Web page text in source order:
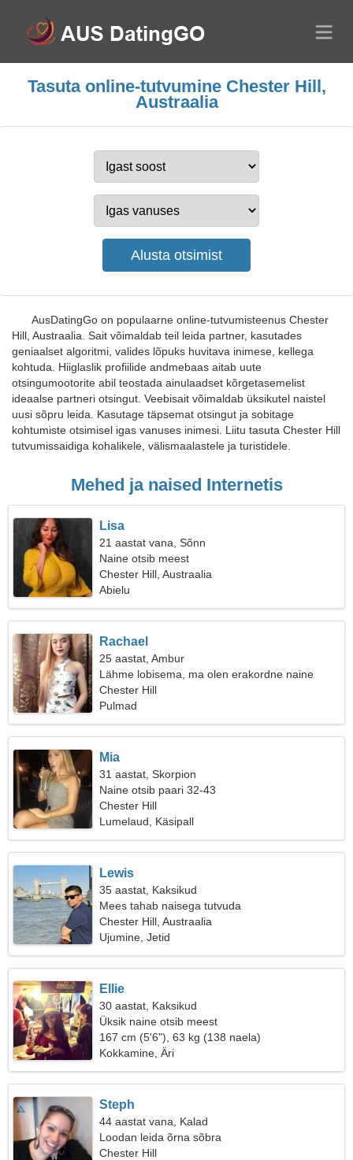
Tasuta online-tutvumine Chester Hill,
Austraalia
AusDatingGo on populaarne online-tutvumisteenus Chester
Hill, Austraalia. Sait võimaldab teil leida partner, kasutades
geniaalset algoritmi, valides lõpuks huvitava inimese, kellega
kohtuda. Hiiglaslik profiilide andmebaas aitab uute
otsingumootorite abil teostada ainulaadset kõrgetasemelist
ideaalse partneri otsingut. Veebisait võimaldab üksikutel naistel
uusi sõpru leida. Kasutage täpsemat otsingut ja sobitage
kohtumiste otsimisel igas vanuses inimesi. Liitu tasuta Chester Hill
tutvumissaidiga kohalikele, välismaalastele ja turistidele.
Mehed ja naised Internetis
Lisa
21 aastat vana, Sõnn
Naine otsib meest
Chester Hill, Austraalia
Abielu
Rachael
25 aastat, Ambur
Lähme lobisema, ma olen erakordne naine
Chester Hill
Pulmad
Mia
31 aastat, Skorpion
Naine otsib paari 32-43
Chester Hill
Lumelaud, Käsipall
Lewis
35 aastat, Kaksikud
Mees tahab naisega tutvuda
Chester Hill, Austraalia
Ujumine, Jetid
Ellie
30 aastat, Kaksikud
Üksik naine otsib meest
167 cm (5'6"), 63 kg (138 naela)
Kokkamine, Äri
Steph
44 aastat vana, Kalad
Loodan leida õrna sõbra
Chester Hill